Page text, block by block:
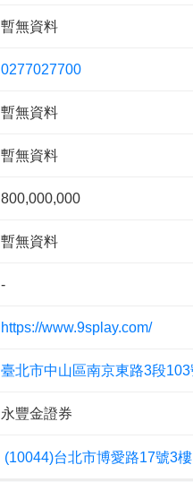
暫無資料
0277027700
暫無資料
暫無資料
800,000,000
暫無資料
-
https://www.9splay.com/
臺北市中山區南京東路3段
永豐金證券
(10044)台北市博愛路17號3樓